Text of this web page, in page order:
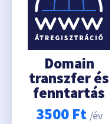
Domain
transzfer és
fenntartás
3500 Ft /év